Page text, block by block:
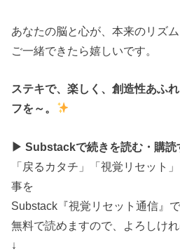
あなたの脳と心が、本来のリズ
ご一緒できたら嬉しいです。
ステキで、楽しく、創造性あふ
フを～。
▶ Substackで続きを読む・購読
「戻るカタチ」「視覚リセット
事を
Substack『視覚リセット通信』
無料で読めますので、よろしけ
↓